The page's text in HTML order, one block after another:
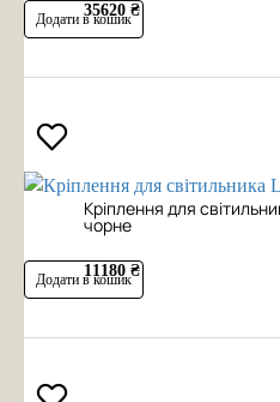
35620 ₴
Додати в кошик
Кріплення для
чорне
11180 ₴
Додати в кошик